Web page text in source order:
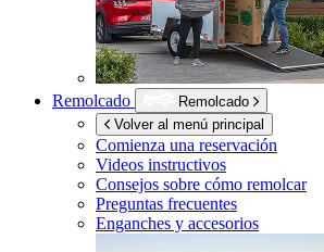
Remolcado
Remolcado
Volver al menú principal
Comienza una reservación
Videos instructivos
Consejos sobre cómo remolcar
Preguntas frecuentes
Enganches y accesorios